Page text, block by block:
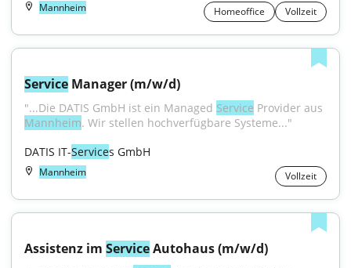
Mannheim Homeoffice Vollzeit
Service Manager (m/w/d)
"...Die DATIS GmbH ist ein Managed Service
Mannheim. Wir stellen hochverfügbare Systeme..."
DATIS IT-Services GmbH
Mannheim Vollzeit
Assistenz im Service Autohaus (m/w/d)